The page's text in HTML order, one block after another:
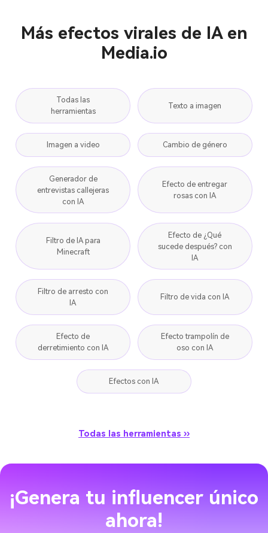
Más efectos virales de IA en
Media.io
Todas las
herramientas
Texto a imagen
Imagen a video Cambio de género
Generador de
entrevistas callejeras
con IA
Efecto de entregar
rosas con IA
Filtro de IA para
Minecraft
Efecto de ¿Qué
sucede después? con
IA
Filtro de arresto con
IA
Filtro de vida con IA
Efecto de
derretimiento con IA
Efecto trampolín de
oso con IA
Efectos con IA
Todas las herramientas ››
¡Genera tu influencer único
ahora!